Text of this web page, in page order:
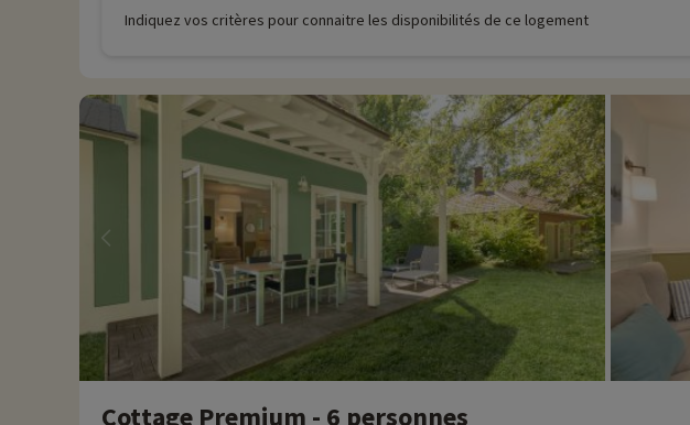
Indiquez vos critères pour connaitre les disponibilités de ce logement
Cottage Premium - 6 personnes